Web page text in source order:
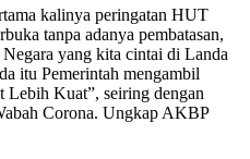
kalinya peringatan HUT
tanpa adanya pembatasan,
yang kita cintai di Landa
itu Pemerintah mengambil
Lebih Kuat”, seiring dengan
Corona. Ungkap AKBP